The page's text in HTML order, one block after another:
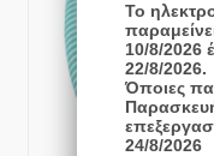
Το
10/8/2026
22/8/2026.
Όποιες
24/8/2026